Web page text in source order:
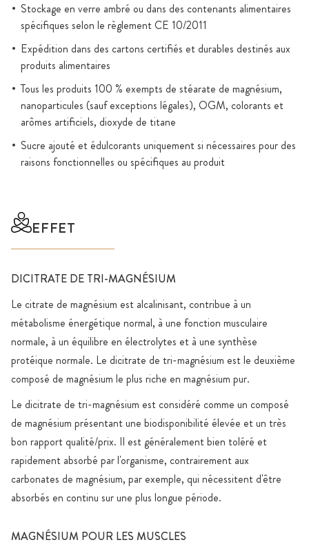
Stockage en verre ambré ou dans des contenants alimentaires
spécifiques selon le règlement CE 10/2011
Expédition dans des cartons certifiés et durables destinés aux
produits alimentaires
Tous les produits 100 % exempts de stéarate de magnésium,
nanoparticules (sauf exceptions légales), OGM, colorants et
arômes artificiels, dioxyde de titane
Sucre ajouté et édulcorants uniquement si nécessaires pour des
raisons fonctionnelles ou spécifiques au produit
EFFET
DICITRATE DE TRI-MAGNÉSIUM
Le citrate de magnésium est alcalinisant, contribue à un
métabolisme énergétique normal, à une fonction musculaire
normale, à un équilibre en électrolytes et à une synthèse
protéique normale. Le dicitrate de tri-magnésium est le deuxième
composé de magnésium le plus riche en magnésium pur.
Le dicitrate de tri-magnésium est considéré comme un composé
de magnésium présentant une biodisponibilité élevée et un très
bon rapport qualité/prix. Il est généralement bien toléré et
rapidement absorbé par l'organisme, contrairement aux
carbonates de magnésium, par exemple, qui nécessitent d'être
absorbés en continu sur une plus longue période.
MAGNÉSIUM POUR LES MUSCLES